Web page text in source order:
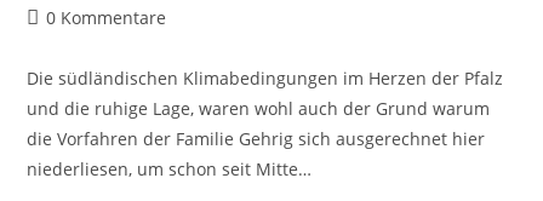
0 Kommentare
Die südländischen Klimabedingungen im Herzen der Pfalz
und die ruhige Lage, waren wohl auch der Grund warum
die Vorfahren der Familie Gehrig sich ausgerechnet hier
niederliesen, um schon seit Mitte…